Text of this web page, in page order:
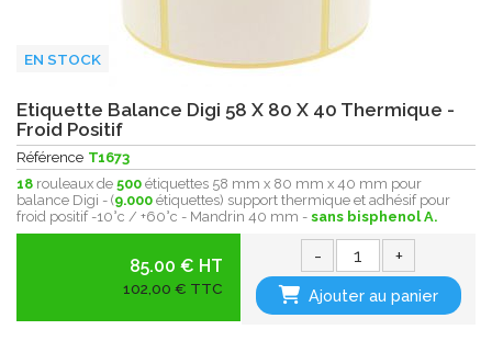
EN STOCK
Etiquette Balance Digi 58 X 80 X 40 Thermique -
Froid Positif
Référence T1673
18 rouleaux de 500 étiquettes 58 mm x 80 mm x 40 mm pour
balance Digi - (9.000 étiquettes) support thermique et adhésif pour
froid positif -10°c / +60°c - Mandrin 40 mm - sans bisphenol A.
85.00 € HT
102,00 € TTC
- +
Ajouter au panier